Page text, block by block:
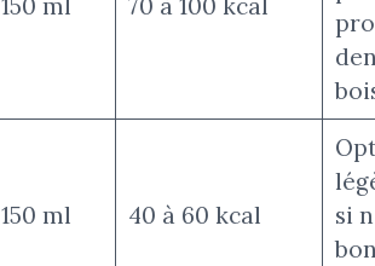
150 ml 70 à 100 kcal
150 ml 40 à 60 kcal
si